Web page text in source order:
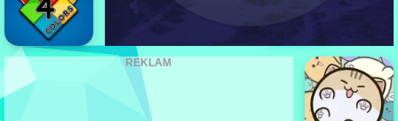
REKLAM